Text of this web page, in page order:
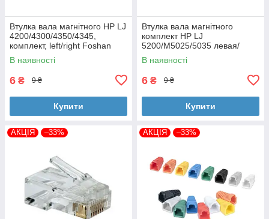
Втулка вала магнітного HP LJ
4200/4300/4350/4345,
комплект, left/right Foshan
(MAG-1338A-BSH-Foshan)
В наявності
6 ₴ 9 ₴
Купити
Втулка вала магнітного
комплект HP LJ
5200/M5025/5035 левая/
правая Foshan (MAG-7516A-
BSH-Foshan)
В наявності
6 ₴ 9 ₴
Купити
АКЦІЯ –33% АКЦІЯ –33%